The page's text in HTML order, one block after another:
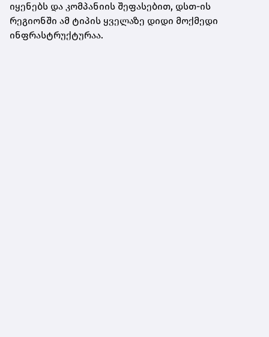
იყენებს და კომპანიის შეფასებით, დსთ-ის
რეგიონში ამ ტიპის ყველაზე დიდი მოქმედი
ინფრასტრუქტურაა.